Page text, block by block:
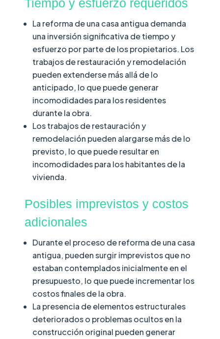
Tiempo y esfuerzo requeridos
La reforma de una casa antigua demanda
una inversión significativa de tiempo y
esfuerzo por parte de los propietarios. Los
trabajos de restauración y remodelación
pueden extenderse más allá de lo
anticipado, lo que puede generar
incomodidades para los residentes
durante la obra.
Los trabajos de restauración y
remodelación pueden alargarse más de lo
previsto, lo que puede resultar en
incomodidades para los habitantes de la
vivienda.
Posibles imprevistos y costos
adicionales
Durante el proceso de reforma de una casa
antigua, pueden surgir imprevistos que no
estaban contemplados inicialmente en el
presupuesto, lo que puede incrementar los
costos finales de la obra.
La presencia de elementos estructurales
deteriorados o problemas ocultos en la
construcción original pueden generar